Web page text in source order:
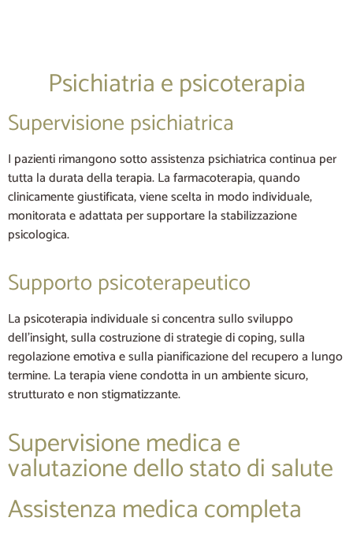
Psichiatria e psicoterapia
Supervisione psichiatrica
I pazienti rimangono sotto assistenza psichiatrica continua per
tutta la durata della terapia. La farmacoterapia, quando
clinicamente giustificata, viene scelta in modo individuale,
monitorata e adattata per supportare la stabilizzazione
psicologica.
Supporto psicoterapeutico
La psicoterapia individuale si concentra sullo sviluppo
dell’insight, sulla costruzione di strategie di coping, sulla
regolazione emotiva e sulla pianificazione del recupero a lungo
termine. La terapia viene condotta in un ambiente sicuro,
strutturato e non stigmatizzante.
Supervisione medica e
valutazione dello stato di salute
Assistenza medica completa